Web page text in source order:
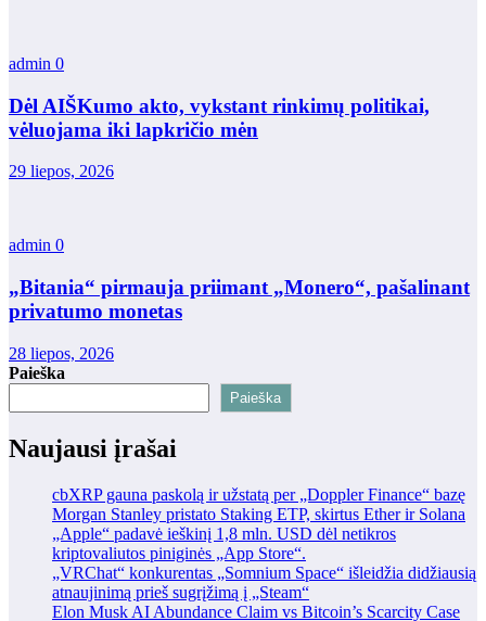
admin 0
Dėl AIŠKumo akto, vykstant rinkimų politikai,
vėluojama iki lapkričio mėn
29 liepos, 2026
admin 0
„Bitania“ pirmauja priimant „Monero“, pašalinant
privatumo monetas
28 liepos, 2026
Paieška
Paieška
Naujausi įrašai
cbXRP gauna paskolą ir užstatą per „Doppler Finance“ bazę
Morgan Stanley pristato Staking ETP, skirtus Ether ir Solana
„Apple“ padavė ieškinį 1,8 mln. USD dėl netikros
kriptovaliutos piniginės „App Store“.
„VRChat“ konkurentas „Somnium Space“ išleidžia didžiausią
atnaujinimą prieš sugrįžimą į „Steam“
Elon Musk AI Abundance Claim vs Bitcoin’s Scarcity Case